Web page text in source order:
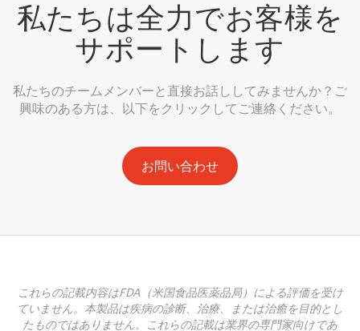
私たちは全力でお客様を
サポートします
私たちのチームメンバーと直接お話ししてみませんか？ご
興味のある方は、以下をクリックしてご連絡ください。
お問い合わせ
これらの記載内容はFDA（米国食品医薬品局）による評価を受け
ていません。本製品は疾病の診断、治療、または治癒を目的とし
たものではありません。これらの記載は業界の専門家向けであ